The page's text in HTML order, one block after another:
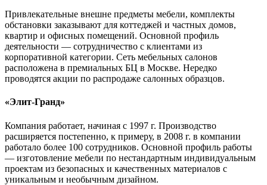
Привлекательные внешне предметы мебели, комплекты
обстановки заказывают для коттеджей и частных домов,
квартир и офисных помещений. Основной профиль
деятельности — сотрудничество с клиентами из
корпоративной категории. Сеть мебельных салонов
расположена в премиальных БЦ в Москве. Нередко
проводятся акции по распродаже салонных образцов.
«Элит-Гранд»
Компания работает, начиная с 1997 г. Производство
расширяется постепенно, к примеру, в 2008 г. в компании
работало более 100 сотрудников. Основной профиль работы
— изготовление мебели по нестандартным индивидуальным
проектам из безопасных и качественных материалов с
уникальным и необычным дизайном.